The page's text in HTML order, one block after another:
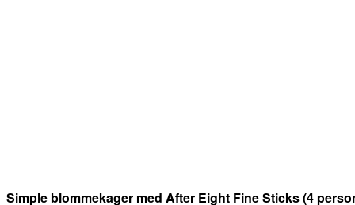
Simple blommekager med After Eight Fine Sticks (4